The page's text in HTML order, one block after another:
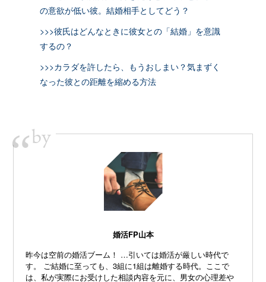
の意欲が低い彼。結婚相手としてどう？
>>>彼氏はどんなときに彼女との「結婚」を意識
するの？
>>>カラダを許したら、もうおしまい？気まずく
なった彼との距離を縮める方法
“by
婚活FP山本
昨今は空前の婚活ブーム！ …引いては婚活が厳しい時代で
す。 ご結婚に至っても、3組に1組は離婚する時代。ここで
は、私が実際にお受けした相談内容を元に、男女の心理差や